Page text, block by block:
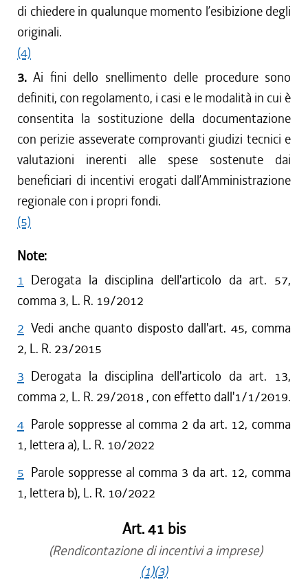
di chiedere in qualunque momento l’esibizione degli
originali.
(4)
3.Ai fini dello snellimento delle procedure sono
definiti, con regolamento, i casi e le modalità in cui è
consentita la sostituzione della documentazione
con perizie asseverate comprovanti giudizi tecnici e
valutazioni inerenti alle spese sostenute dai
beneficiari di incentivi erogati dall’Amministrazione
regionale con i propri fondi.
(5)
Note:
1 Derogata la disciplina dell'articolo da art. 57,
comma 3, L. R. 19/2012
2 Vedi anche quanto disposto dall'art. 45, comma
2, L. R. 23/2015
3 Derogata la disciplina dell'articolo da art. 13,
comma 2, L. R. 29/2018 , con effetto dall'1/1/2019.
4 Parole soppresse al comma 2 da art. 12, comma
1, lettera a), L. R. 10/2022
5 Parole soppresse al comma 3 da art. 12, comma
1, lettera b), L. R. 10/2022
Art. 41 bis
(Rendicontazione di incentivi a imprese)
(1)(3)